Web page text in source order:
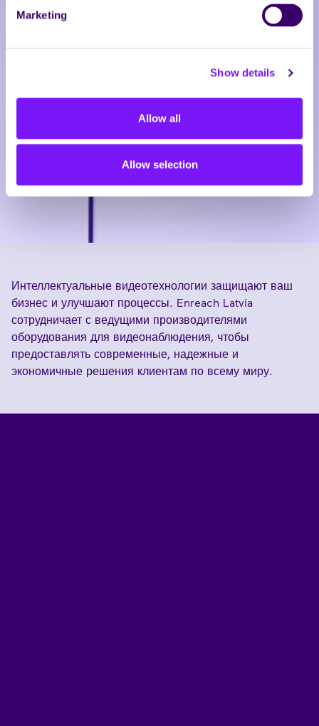
Marketing
Show details
Allow all
Allow selection
Интеллектуальные видеотехнологии защищают ваш
бизнес и улучшают процессы. Enreach Latvia
сотрудничает с ведущими производителями
оборудования для видеонаблюдения, чтобы
предоставлять современные, надежные и
экономичные решения клиентам по всему миру.